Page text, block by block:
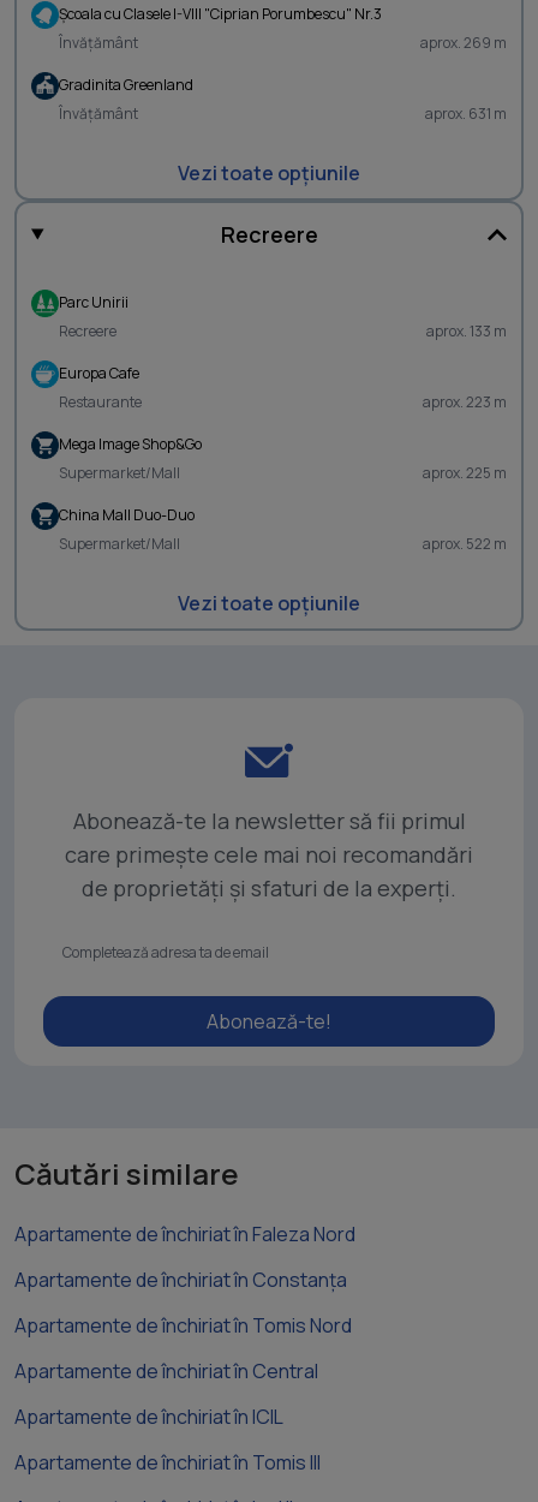
Şcoala cu Clasele I-VIII "Ciprian Porumbescu" Nr.3
Învățământ
aprox. 269 m
Gradinita Greenland
Învățământ
aprox. 631 m
Vezi toate opțiunile
Recreere
Parc Unirii
Recreere
aprox. 133 m
Europa Cafe
Restaurante
aprox. 223 m
Mega Image Shop&Go
Supermarket/Mall
aprox. 225 m
China Mall Duo-Duo
Supermarket/Mall
aprox. 522 m
Vezi toate opțiunile
Abonează-te la newsletter să fii primul
care primește cele mai noi recomandări
de proprietăți și sfaturi de la experți.
Abonează-te!
Căutări similare
Apartamente de închiriat în Faleza Nord
Apartamente de închiriat în Constanța
Apartamente de închiriat în Tomis Nord
Apartamente de închiriat în Central
Apartamente de închiriat în ICIL
Apartamente de închiriat în Tomis III